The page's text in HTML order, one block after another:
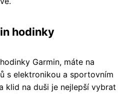
hodinky
Garmin, máte na
s elektronikou a sportovním
klid na duši je nejlepší vybrat